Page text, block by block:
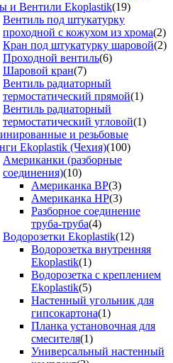
и Вентили Ekoplastik(19)
Вентиль под штукатурку
проходной с кожухом из хрома(2)
Кран под штукатурку шаровой(2)
Проходной вентиль(6)
Шаровой кран(7)
Вентиль радиаторный
термостатический прямой(1)
Вентиль радиаторный
термостатический угловой(1)
и резьбовые
Ekoplastik (Чехия)(100)
Американки (разборные
соединения)(10)
Американка ВР(3)
Американка НР(3)
Разборное соединение
труба-труба(4)
Водорозетки Ekoplastik(12)
Водорозетка внутренняя
Ekoplastik(1)
Водорозетка с креплением
Ekoplastik(5)
Настенный угольник для
гипсокартона(1)
Планка установочная для
смесителя(1)
Универсальный настенный